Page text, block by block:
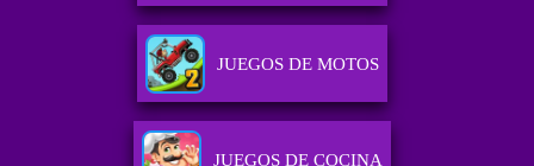
JUEGOS DE MOTOS
JUEGOS DE COCINA